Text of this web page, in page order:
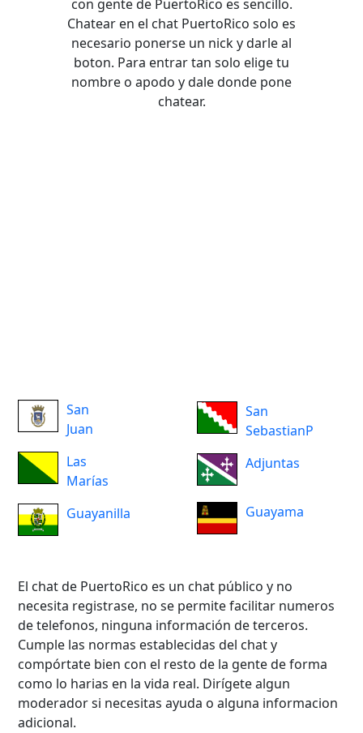
con gente de PuertoRico es sencillo.
Chatear en el chat PuertoRico solo es
necesario ponerse un nick y darle al
boton. Para entrar tan solo elige tu
nombre o apodo y dale donde pone
chatear.
San
Juan
Las
Marías
Guayanilla
San
SebastianP
Adjuntas
Guayama
El chat de PuertoRico es un chat público y no
necesita registrase, no se permite facilitar numeros
de telefonos, ninguna información de terceros.
Cumple las normas establecidas del chat y
compórtate bien con el resto de la gente de forma
como lo harias en la vida real. Dirígete algun
moderador si necesitas ayuda o alguna informacion
adicional.